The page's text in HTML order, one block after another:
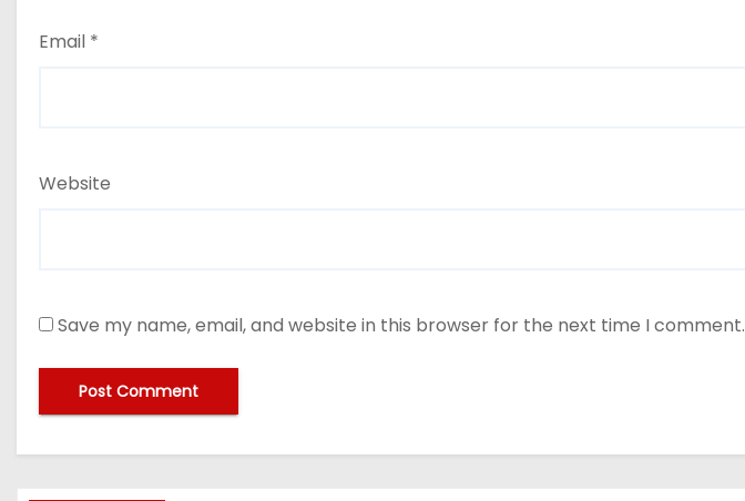
Email *
Website
Save my name, email, and website in this browser for the next time I comment.